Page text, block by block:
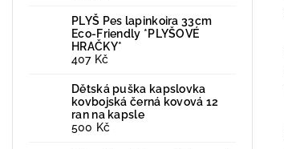
PLYŠ Pes lapinkoira 33cm
Eco-Friendly *PLYŠOVÉ
HRAČKY*
407 Kč
Dětská puška kapslovka
kovbojská černá kovová 12
ran na kapsle
500 Kč